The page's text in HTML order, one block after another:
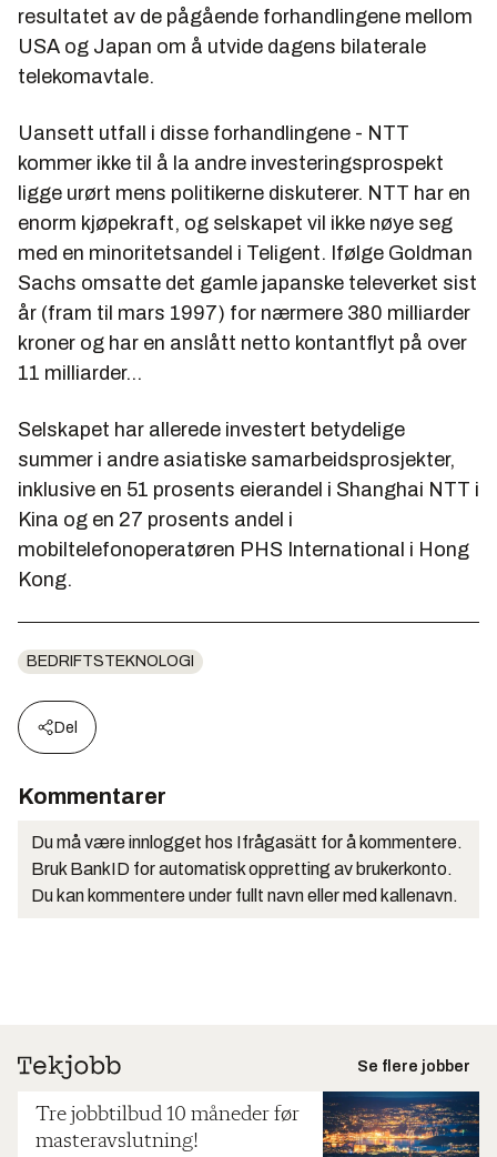
resultatet av de pågående forhandlingene mellom
USA og Japan om å utvide dagens bilaterale
telekomavtale.
Uansett utfall i disse forhandlingene - NTT
kommer ikke til å la andre investeringsprospekt
ligge urørt mens politikerne diskuterer. NTT har en
enorm kjøpekraft, og selskapet vil ikke nøye seg
med en minoritetsandel i Teligent. Ifølge Goldman
Sachs omsatte det gamle japanske televerket sist
år (fram til mars 1997) for nærmere 380 milliarder
kroner og har en anslått netto kontantflyt på over
11 milliarder...
Selskapet har allerede investert betydelige
summer i andre asiatiske samarbeidsprosjekter,
inklusive en 51 prosents eierandel i Shanghai NTT i
Kina og en 27 prosents andel i
mobiltelefonoperatøren PHS International i Hong
Kong.
BEDRIFTSTEKNOLOGI
Del
Kommentarer
Du må være innlogget hos Ifrågasätt for å kommentere.
Bruk BankID for automatisk oppretting av brukerkonto.
Du kan kommentere under fullt navn eller med kallenavn.
Se flere jobber
Tre jobbtilbud 10 måneder før
masteravslutning!